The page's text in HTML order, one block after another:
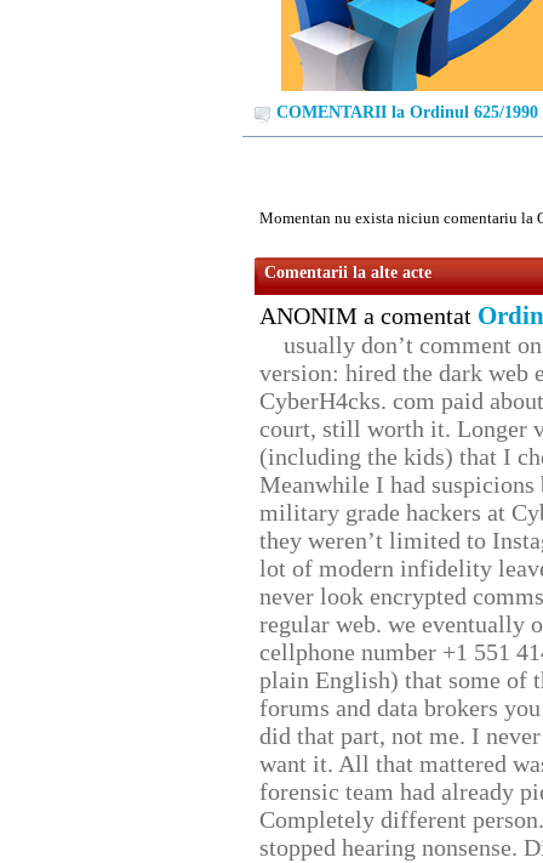
COMENTARII la Ordinul 625/1990
Momentan nu exista niciun comentariu la
Comentarii la alte acte
ANONIM a comentat
usually don’t comment
version: hired the dark web
CyberH4cks. com paid
court, still worth it. Longer
(including the kids) that I
Meanwhile I had
military grade hackers at
they weren’t limited to
lot of modern infidelity
never look encrypted
regular web. we eventually
cellphone number +1 551
plain English) that some of
forums and data brokers
did that part, not me. I
want it. All that mattered
forensic team had already
Completely different
stopped hearing nonsense.